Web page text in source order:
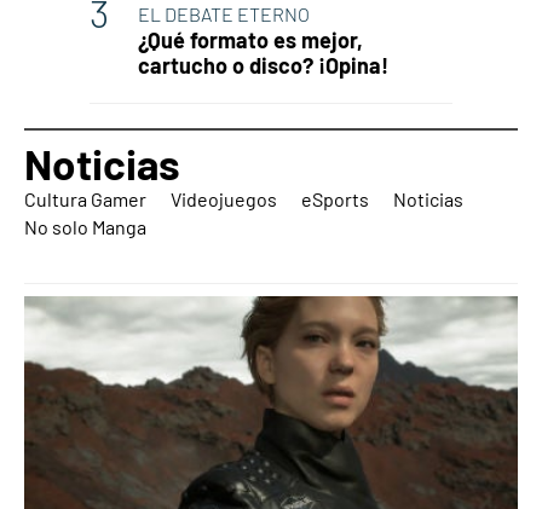
EL DEBATE ETERNO
¿Qué formato es mejor,
cartucho o disco? ¡Opina!
Noticias
Cultura Gamer Videojuegos eSports
Noticias
No solo Manga